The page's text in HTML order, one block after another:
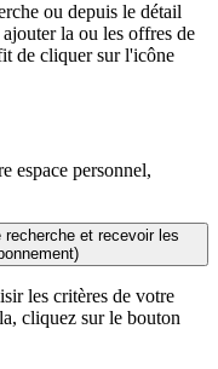
ou depuis le détail
la ou les offres de
de cliquer sur l'icône
espace personnel,
et recevoir les
les critères de votre
cliquez sur le bouton